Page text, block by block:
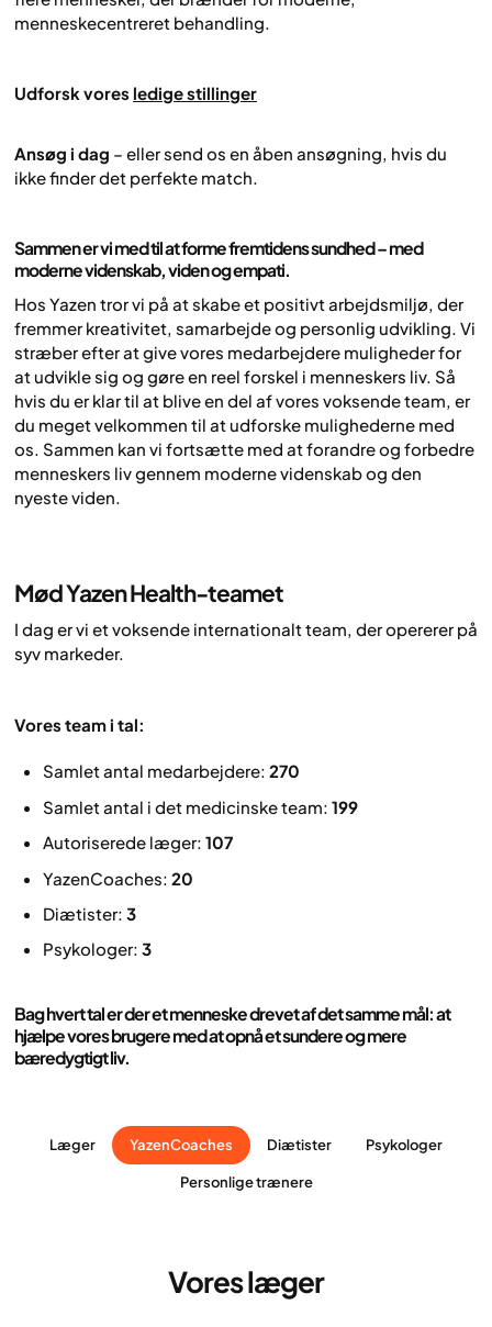
menneskecentreret behandling.
Udforsk vores ledige stillinger
Ansøg i dag – eller send os en åben ansøgning, hvis du
ikke finder det perfekte match.
Sammen er vi med til at forme fremtidens sundhed – med
moderne videnskab, viden og empati.
Hos Yazen tror vi på at skabe et positivt arbejdsmiljø, der
fremmer kreativitet, samarbejde og personlig udvikling. Vi
stræber efter at give vores medarbejdere muligheder for
at udvikle sig og gøre en reel forskel i menneskers liv. Så
hvis du er klar til at blive en del af vores voksende team, er
du meget velkommen til at udforske mulighederne med
os. Sammen kan vi fortsætte med at forandre og forbedre
menneskers liv gennem moderne videnskab og den
nyeste viden.
Mød Yazen Health-teamet
I dag er vi et voksende internationalt team, der opererer på
syv markeder.
Vores team i tal:
Samlet antal medarbejdere: 270
Samlet antal i det medicinske team: 199
Autoriserede læger: 107
YazenCoaches: 20
Diætister: 3
Psykologer: 3
Bag hvert tal er der et menneske drevet af det samme mål: at
hjælpe vores brugere med at opnået sundere og mere
bæredygtigt liv.
Læger YazenCoaches Diætister Psykologer
Personlige trænere
Vores læger